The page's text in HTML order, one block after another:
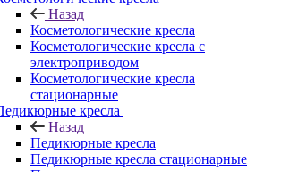
Назад
Косметологические кресла
Косметологические кресла с
электроприводом
Косметологические кресла
стационарные
кресла
Назад
Педикюрные кресла
Педикюрные кресла стационарные